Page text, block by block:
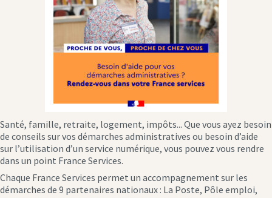
Santé, famille, retraite, logement, impôts... Que vous ayez besoin
de conseils sur vos démarches administratives ou besoin d’aide
sur l’utilisation d’un service numérique, vous pouvez vous rendre
dans un point France Services.
Chaque France Services permet un accompagnement sur les
démarches de 9 partenaires nationaux : La Poste, Pôle emploi,